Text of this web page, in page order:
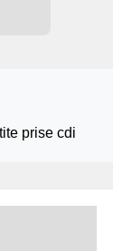
prise cdi